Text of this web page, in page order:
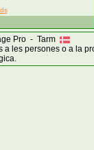
Pro - Tarm
les persones o a la